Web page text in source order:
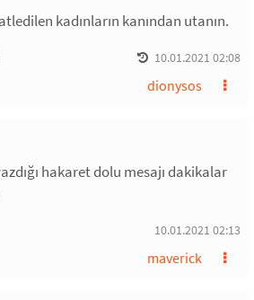
kadınların kanından utanın.
10.01.2021 02:08
dionysos
hakaret dolu mesajı dakikalar
10.01.2021 02:13
maverick